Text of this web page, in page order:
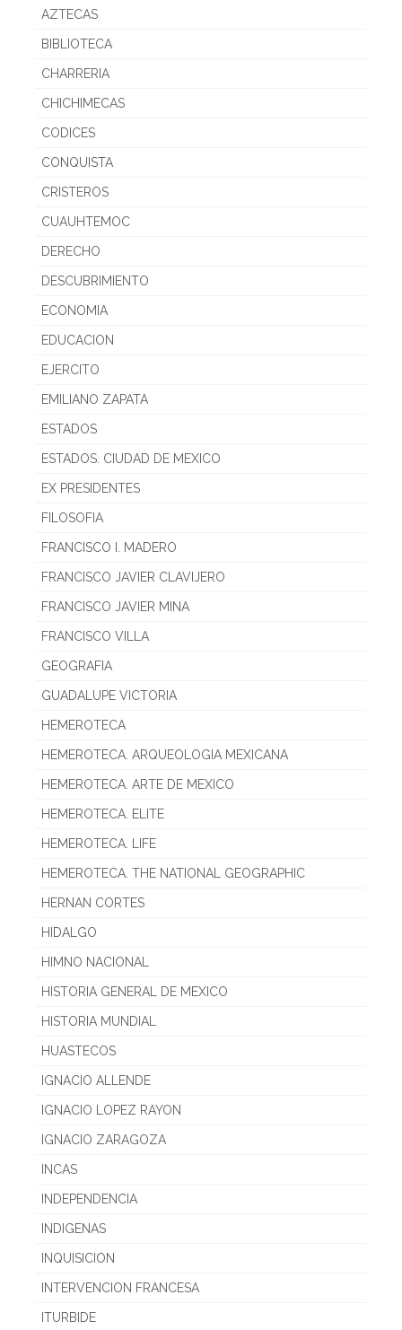
AZTECAS
BIBLIOTECA
CHARRERIA
CHICHIMECAS
CODICES
CONQUISTA
CRISTEROS
CUAUHTEMOC
DERECHO
DESCUBRIMIENTO
ECONOMIA
EDUCACION
EJERCITO
EMILIANO ZAPATA
ESTADOS
ESTADOS. CIUDAD DE MEXICO
EX PRESIDENTES
FILOSOFIA
FRANCISCO I. MADERO
FRANCISCO JAVIER CLAVIJERO
FRANCISCO JAVIER MINA
FRANCISCO VILLA
GEOGRAFIA
GUADALUPE VICTORIA
HEMEROTECA
HEMEROTECA. ARQUEOLOGIA MEXICANA
HEMEROTECA. ARTE DE MEXICO
HEMEROTECA. ELITE
HEMEROTECA. LIFE
HEMEROTECA. THE NATIONAL GEOGRAPHIC
HERNAN CORTES
HIDALGO
HIMNO NACIONAL
HISTORIA GENERAL DE MEXICO
HISTORIA MUNDIAL
HUASTECOS
IGNACIO ALLENDE
IGNACIO LOPEZ RAYON
IGNACIO ZARAGOZA
INCAS
INDEPENDENCIA
INDIGENAS
INQUISICION
INTERVENCION FRANCESA
ITURBIDE